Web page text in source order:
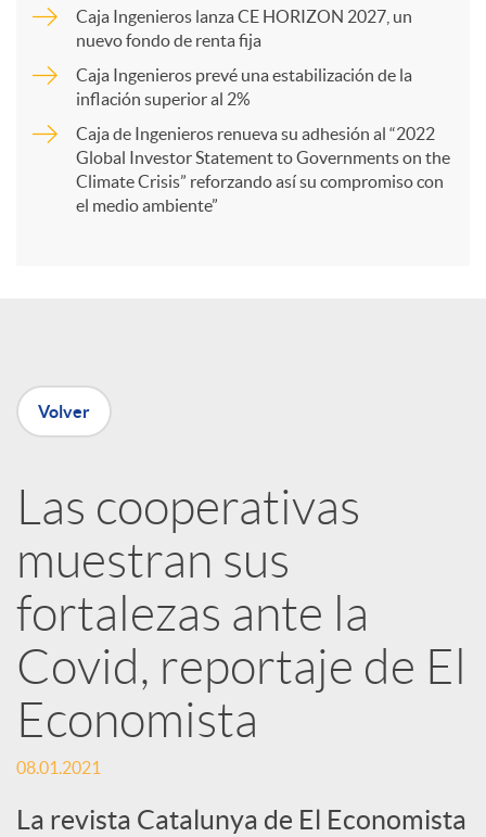
r
n
R
e
d
e
s
S
Caja Ingenieros lanza CE HORIZON 2027, un
nuevo fondo de renta fija
Caja Ingenieros prevé una estabilización de la
inflación superior al 2%
Caja de Ingenieros renueva su adhesión al “2022
Global Investor Statement to Governments on the
Climate Crisis” reforzando así su compromiso con
el medio ambiente”
Volver
Las cooperativas
muestran sus
fortalezas ante la
Covid, reportaje de El
Economista
08.01.2021
La revista Catalunya de El Economista